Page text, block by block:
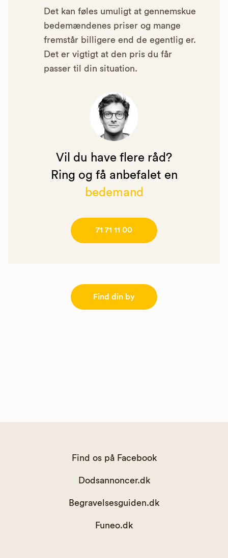
Det kan føles umuligt at gennemskue
bedemændenes priser og mange
fremstår billigere end de egentlig er.
Det er vigtigt at den pris du får
passer til din situation.
Vil du have flere råd?
Ring og få anbefalet en
bedemand
71 71 11 00
Find din by
Find os på Facebook
Dodsannoncer.dk
Begravelsesguiden.dk
Funeo.dk